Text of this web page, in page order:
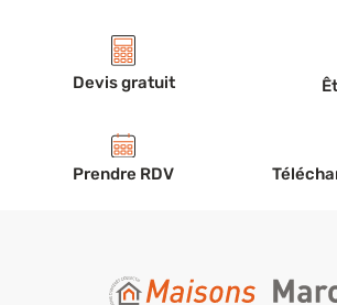
Réalisations
Devis gratuit
Prendre RDV